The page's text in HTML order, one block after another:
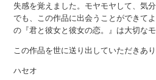
失感を覚えました。モヤモヤして、気
でも、この作品に出会うことができて
の『君と彼女と彼女の恋。』は大切なモ
この作品を世に送り出していただきあ
ハセオ